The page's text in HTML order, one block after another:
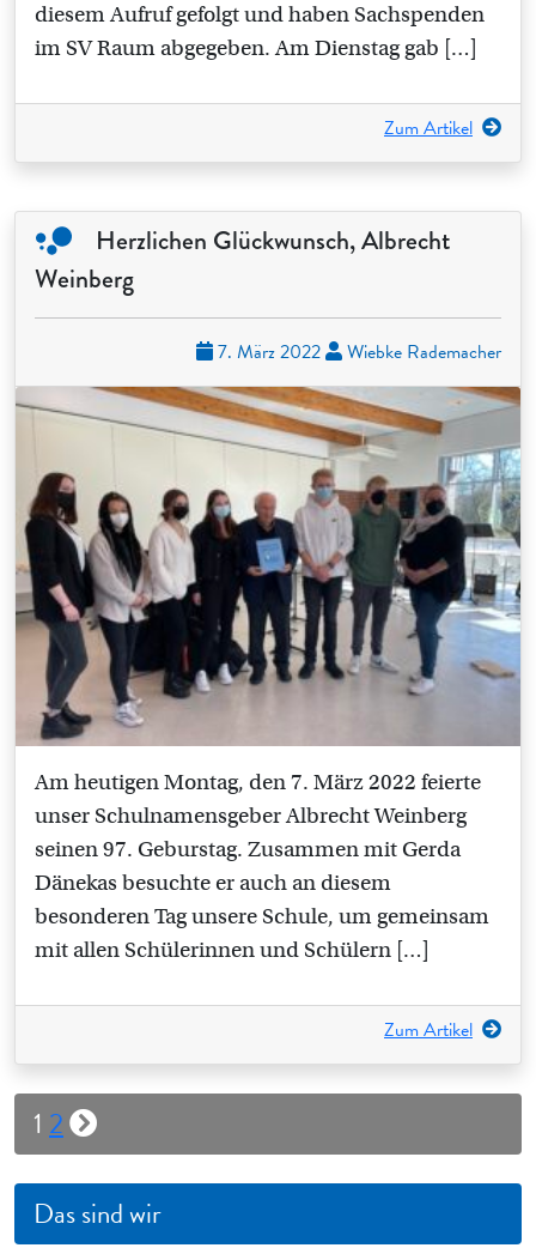
diesem Aufruf gefolgt und haben Sachspenden
im SV Raum abgegeben. Am Dienstag gab […]
Zum Artikel
Herzlichen Glückwunsch, Albrecht
Weinberg
7. März 2022 Wiebke Rademacher
Am heutigen Montag, den 7. März 2022 feierte
unser Schulnamensgeber Albrecht Weinberg
seinen 97. Geburstag. Zusammen mit Gerda
Dänekas besuchte er auch an diesem
besonderen Tag unsere Schule, um gemeinsam
mit allen Schülerinnen und Schülern […]
Zum Artikel
Seitennummerierung
der
Beiträge
1 2
Das sind wir